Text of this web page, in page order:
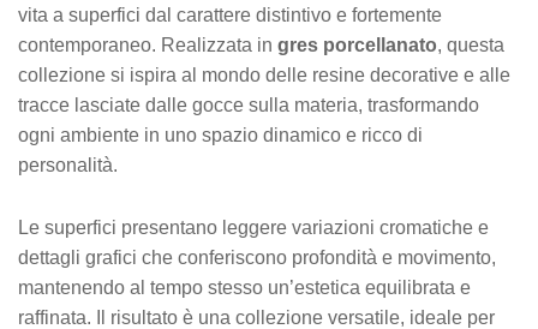
vita a superfici dal carattere distintivo e fortemente
contemporaneo. Realizzata in gres porcellanato, questa
collezione si ispira al mondo delle resine decorative e alle
tracce lasciate dalle gocce sulla materia, trasformando
ogni ambiente in uno spazio dinamico e ricco di
personalità.
Le superfici presentano leggere variazioni cromatiche e
dettagli grafici che conferiscono profondità e movimento,
mantenendo al tempo stesso un’estetica equilibrata e
raffinata. Il risultato è una collezione versatile, ideale per